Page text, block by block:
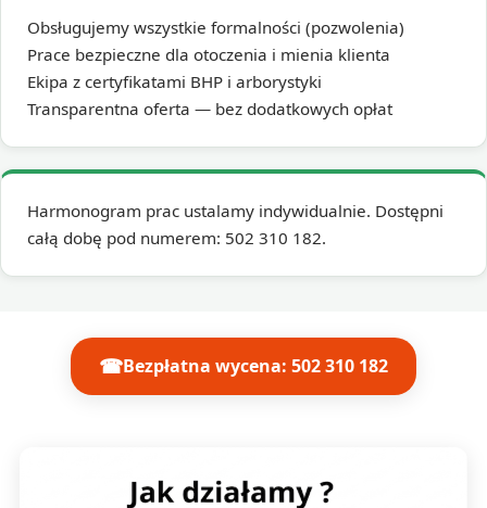
Obsługujemy wszystkie formalności (pozwolenia)
Prace bezpieczne dla otoczenia i mienia klienta
Ekipa z certyfikatami BHP i arborystyki
Transparentna oferta — bez dodatkowych opłat
Harmonogram prac ustalamy indywidualnie. Dostępni
całą dobę pod numerem: 502 310 182.
☎Bezpłatna wycena: 502 310 182